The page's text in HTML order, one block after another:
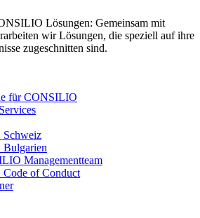
Lösungen: Gemeinsam mit
wir Lösungen, die speziell auf ihre
zugeschnitten sind.
für CONSILIO
Managementteam
of Conduct